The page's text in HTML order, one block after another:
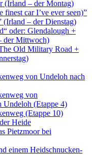
(Irland – der Montag)
car I’ve ever seen)”
(Irland – der Dienstag)
oder: Glendalough +
der Mittwoch)
Old Military Road +
von Undeloh nach
von
Undeloh (Etappe 4)
(Etappe 10)
Heide
Pietzmoor bei
einem Heidschnucken-